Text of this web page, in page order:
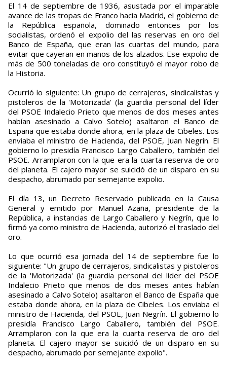
El 14 de septiembre de 1936, asustada por el imparable
avance de las tropas de Franco hacia Madrid, el gobierno de
la República española, dominado entonces por los
socialistas, ordenó el expolio del las reservas en oro del
Banco de España, que eran las cuartas del mundo, para
evitar que cayeran en manos de los alzados. Ese expolio de
más de 500 toneladas de oro constituyó el mayor robo de
la Historia.
Ocurrió lo siguiente: Un grupo de cerrajeros, sindicalistas y
pistoleros de la 'Motorizada' (la guardia personal del líder
del PSOE Indalecio Prieto que menos de dos meses antes
habían asesinado a Calvo Sotelo) asaltaron el Banco de
España que estaba donde ahora, en la plaza de Cibeles. Los
enviaba el ministro de Hacienda, del PSOE, Juan Negrín. El
gobierno lo presidía Francisco Largo Caballero, también del
PSOE. Arramplaron con la que era la cuarta reserva de oro
del planeta. El cajero mayor se suicidó de un disparo en su
despacho, abrumado por semejante expolio.
El día 13, un Decreto Reservado publicado en la Causa
General y emitido por Manuel Azaña, presidente de la
República, a instancias de Largo Caballero y Negrín, que lo
firmó ya como ministro de Hacienda, autorizó el traslado del
oro.
Lo que ocurrió esa jornada del 14 de septiembre fue lo
siguiente: "Un grupo de cerrajeros, sindicalistas y pistoleros
de la 'Motorizada' (la guardia personal del líder del PSOE
Indalecio Prieto que menos de dos meses antes habían
asesinado a Calvo Sotelo) asaltaron el Banco de España que
estaba donde ahora, en la plaza de Cibeles. Los enviaba el
ministro de Hacienda, del PSOE, Juan Negrín. El gobierno lo
presidía Francisco Largo Caballero, también del PSOE.
Arramplaron con la que era la cuarta reserva de oro del
planeta. El cajero mayor se suicidó de un disparo en su
despacho, abrumado por semejante expolio".